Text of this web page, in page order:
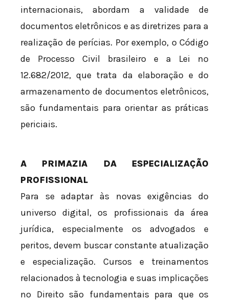
internacionais, abordam a validade de
documentos eletrônicos e as diretrizes para a
realização de perícias. Por exemplo, o Código
de Processo Civil brasileiro e a Lei nº
12.682/2012, que trata da elaboração e do
armazenamento de documentos eletrônicos,
são fundamentais para orientar as práticas
periciais.
A PRIMAZIA DA ESPECIALIZAÇÃO
PROFISSIONAL
Para se adaptar às novas exigências do
universo digital, os profissionais da área
jurídica, especialmente os advogados e
peritos, devem buscar constante atualização
e especialização. Cursos e treinamentos
relacionados à tecnologia e suas implicações
no Direito são fundamentais para que os